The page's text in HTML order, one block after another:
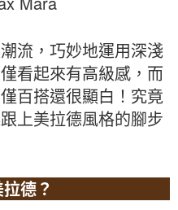
流，巧妙地運用深淺
看起來有高級感，而
百搭還很顯白！究竟
上美拉德風格的腳步
德？